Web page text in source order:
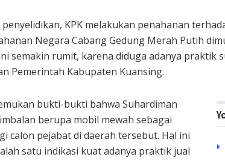
KPK melakukan penahanan
Negara Cabang Gedung Merah Putih
semakin rumit, karena diduga adanya praktik
Pemerintah Kabupaten Kuansing.
bukti-bukti bahwa Suhardiman
berupa mobil mewah sebagai
calon pejabat di daerah tersebut. Hal ini
satu indikasi kuat adanya praktik jual